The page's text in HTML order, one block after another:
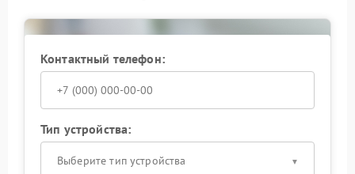
Контактный телефон:
Тип устройства:
Выберите тип устройства